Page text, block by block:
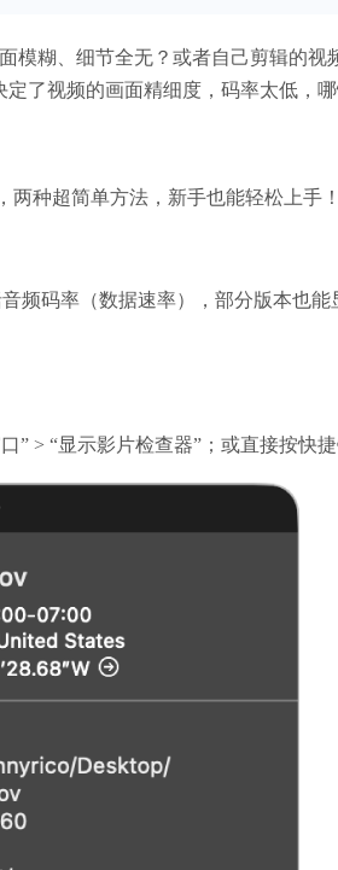
模糊、细节全无？或者自己剪辑的视
了视频的画面精细度，码率太低，
种超简单方法，新手也能轻松上手！
频码率（数据速率），部分版本也
” > “显示影片检查器”； 或直接按快捷